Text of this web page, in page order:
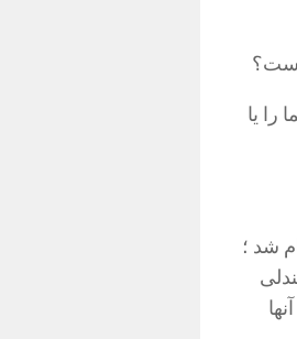
را یا
شد ؛